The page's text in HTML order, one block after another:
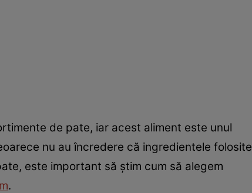
de pate, iar acest aliment este unul
nu au încredere că ingredientele folosite
este important să știm cum să alegem
.